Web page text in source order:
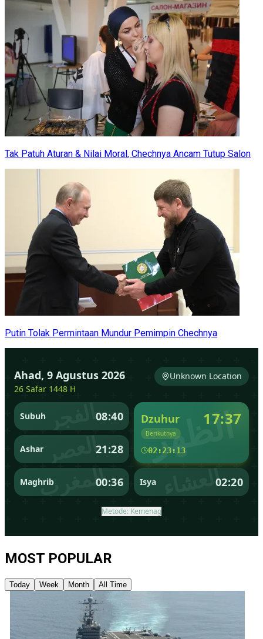
Tak Patuh Aturan & Nilai Moral, Chechnya Ancam Tutup Salon
Putin Tolak Permintaan Mundur Pemimpin Chechnya
MOST POPULAR
Today Week Month All Time